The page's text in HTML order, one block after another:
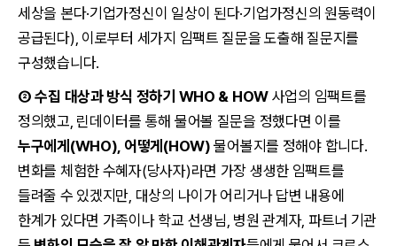
세상을 본다·기업가정신이 일상이 된다·기업가정신의 원동력이
공급된다), 이로부터 세가지 임팩트 질문을 도출해 질문지를
구성했습니다.
② 수집 대상과 방식 정하기 WHO & HOW 사업의 임팩트를
정의했고, 린데이터를 통해 물어볼 질문을 정했다면 이를
누구에게(WHO), 어떻게(HOW) 물어볼지를 정해야 합니다.
변화를 체험한 수혜자(당사자)라면 가장 생생한 임팩트를
들려줄 수 있겠지만, 대상의 나이가 어리거나 답변 내용에
한계가 있다면 가족이나 학교 선생님, 병원 관계자, 파트너 기관